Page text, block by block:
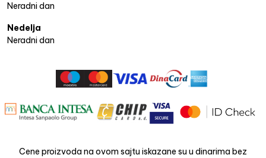
Neradni dan
Nedelja
Neradni dan
Cene proizvoda na ovom sajtu iskazane su u dinarima bez